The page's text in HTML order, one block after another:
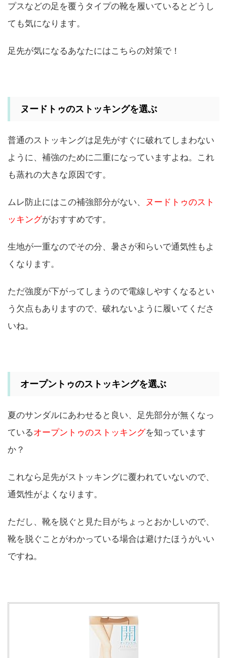
プスなどの足を覆うタイプの靴を履いているとどうし
ても気になります。
足先が気になるあなたにはこちらの対策で！
ヌードトゥのストッキングを選ぶ
普通のストッキングは足先がすぐに破れてしまわない
ように、補強のために二重になっていますよね。これ
も蒸れの大きな原因です。
ムレ防止にはこの補強部分がない、
ヌードトゥのスト
ッキングがおすすめです。
生地が一重なのでその分、暑さが和らいで通気性もよ
くなります。
ただ強度が下がってしまうので電線しやすくなるとい
う欠点もありますので、破れないように履いてくださ
いね。
オープントゥのストッキングを選ぶ
夏のサンダルにあわせると良い、足先部分が無くなっ
ているオープントゥのストッキングを知っています
か？
これなら足先がストッキングに覆われていないので、
通気性がよくなります。
ただし、靴を脱ぐと見た目がちょっとおかしいので、
靴を脱ぐことがわかっている場合は避けたほうがいい
ですね。